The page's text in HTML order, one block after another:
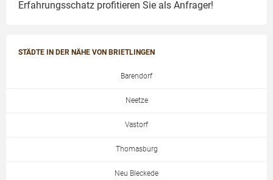
Erfahrungsschatz profitieren Sie als Anfrager!
STÄDTE IN DER NÄHE VON BRIETLINGEN
Barendorf
Neetze
Vastorf
Thomasburg
Neu Bleckede